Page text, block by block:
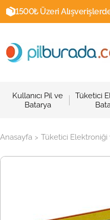
1500₺ Üzeri
Kullanıcı Pil ve
Batarya
Tüketici
Anasayfa > Tüketici Elektroniği